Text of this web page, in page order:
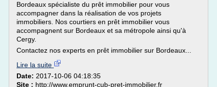
Bordeaux spécialiste du prêt immobilier pour vous
accompagner dans la réalisation de vos projets
immobiliers. Nos courtiers en prêt immobilier vous
accompagnent sur Bordeaux et sa métropole ainsi qu'à
Cergy.
Contactez nos experts en prêt immobilier sur Bordeaux...
Lire la suite
Date: 2017-10-06 04:18:35
Site : http://www.emprunt-cub-pret-immobilier.fr